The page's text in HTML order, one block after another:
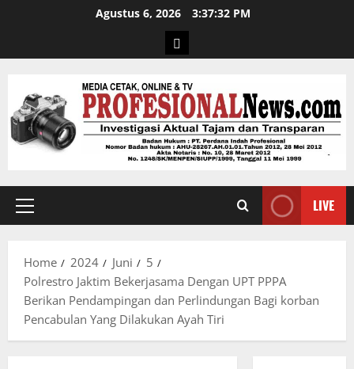
Agustus 6, 2026 3:37:33 PM
LIVE
Home 2024 Juni
5
Polrestro Jaktim Bekerjasama Dengan UPT PPPA
Berikan Pendampingan dan Perlindungan Bagi korban
Pencabulan Yang Dilakukan Ayah Tiri